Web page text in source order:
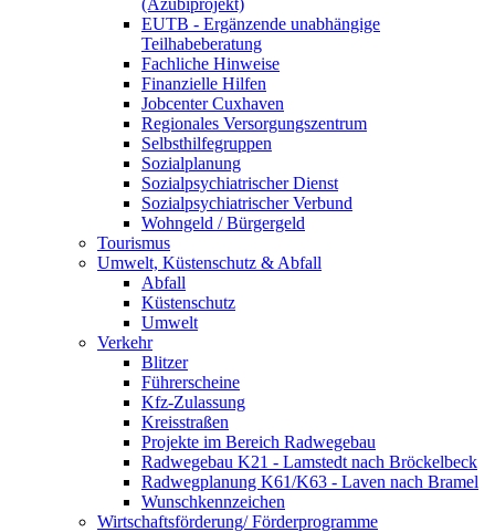
(Azubiprojekt)
EUTB - Ergänzende unabhängige
Teilhabeberatung
Fachliche Hinweise
Finanzielle Hilfen
Jobcenter Cuxhaven
Regionales Versorgungszentrum
Selbsthilfegruppen
Sozialplanung
Sozialpsychiatrischer Dienst
Sozialpsychiatrischer Verbund
Wohngeld / Bürgergeld
Tourismus
Umwelt, Küstenschutz & Abfall
Abfall
Küstenschutz
Umwelt
Verkehr
Blitzer
Führerscheine
Kfz-Zulassung
Kreisstraßen
Projekte im Bereich Radwegebau
Radwegebau K21 - Lamstedt nach Bröckelbeck
Radwegplanung K61/K63 - Laven nach Bramel
Wunschkennzeichen
Wirtschaftsförderung/ Förderprogramme